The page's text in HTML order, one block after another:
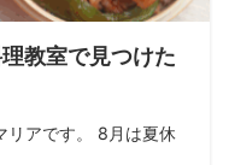
教室で見つけた
リアです。 8月は夏休